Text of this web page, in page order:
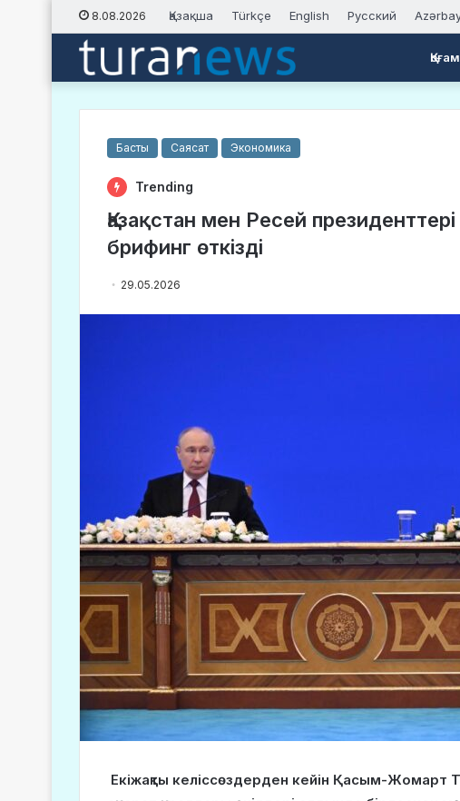
8.08.2026 Қазақша Türkçe English Русский
Қоғам
Басты Саясат Экономика
Trending
Қазақстан мен Ресей президенттері
брифинг өткізді
29.05.2026
Екіжақты келіссөздерден кейін Қасым-Жомарт